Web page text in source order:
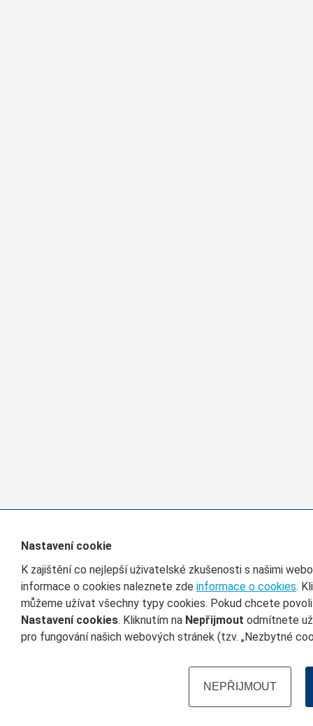
Nastavení cookie
K zajištění co nejlepší uživatelské zkušenosti s našimi
informace o cookies naleznete zde informace o cookies.
můžeme užívat všechny typy cookies. Pokud chcete
Nastavení cookies. Kliknutím na Nepřijmout odmítnete
pro fungování našich webových stránek (tzv. „Nezbytné
NEPŘIJMOUT